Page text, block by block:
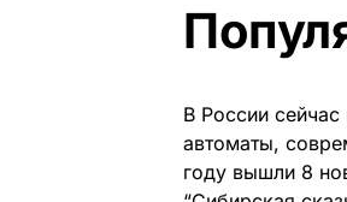
В России
автоматы,
году вышли 8